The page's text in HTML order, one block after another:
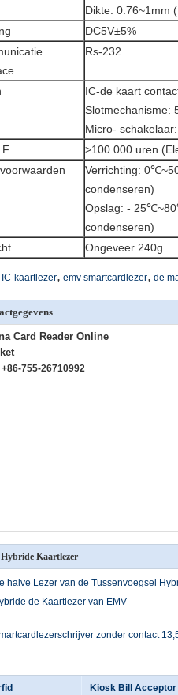
Dikte: 0.76~1mm
DC5V±5%
Rs-232
IC-de kaart
Slotmechanisme:
Micro-
>100.000 uren
Verrichting:
condenseren)
Opslag: -
condenseren)
Ongeveer 240g
IC-kaartlezer, emv smartcardlezer, de
Card Reader Online
+86-755-26710992
Kaartlezer
halve Lezer van de Tussenvoegsel
de Kaartlezer van EMV
zonder contact
Kiosk Bill Acceptor